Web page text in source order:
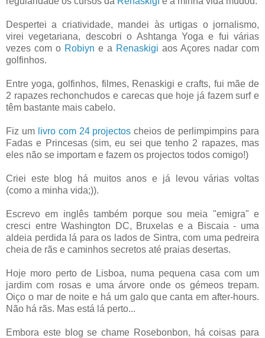
Despertei a criatividade, mandei às urtigas o jornalismo,
virei vegetariana, descobri o Ashtanga Yoga e fui várias
vezes com o Robiyn e a Renaskigi aos Açores nadar com
golfinhos.
Entre yoga, golfinhos, filmes, Renaskigi e crafts, fui mãe de
2 rapazes rechonchudos e carecas que hoje já fazem surf e
têm bastante mais cabelo.
Fiz um livro com 24 projectos cheios de perlimpimpins para
Fadas e Princesas (sim, eu sei que tenho 2 rapazes, mas
eles não se importam e fazem os projectos todos comigo!)
Criei este blog há muitos anos e já levou várias voltas
(como a minha vida;)).
Escrevo em inglês também porque sou meia "emigra" e
cresci entre Washington DC, Bruxelas e a Biscaia - uma
aldeia perdida lá para os lados de Sintra, com uma pedreira
cheia de rãs e caminhos secretos até praias desertas.
Hoje moro perto de Lisboa, numa pequena casa com um
jardim com rosas e uma árvore onde os gémeos trepam.
Oiço o mar de noite e há um galo que canta em after-hours.
Não há rãs. Mas está lá perto...
Embora este blog se chame Rosebonbon, há coisas para